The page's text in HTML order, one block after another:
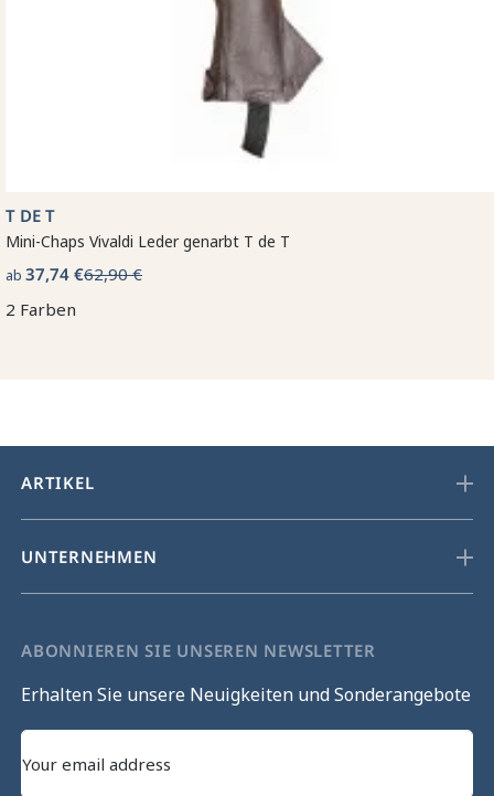
T DE T
Mini-Chaps Vivaldi Leder genarbt T de T
ab 37,74 €62,90 €
2 Farben
ARTIKEL
UNTERNEHMEN
ABONNIEREN SIE UNSEREN NEWSLETTER
Erhalten Sie unsere Neuigkeiten und Sonderangebote